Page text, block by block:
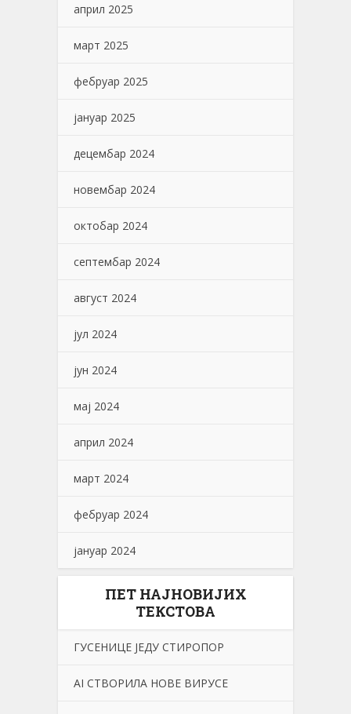
април 2025
март 2025
фебруар 2025
јануар 2025
децембар 2024
новембар 2024
октобар 2024
септембар 2024
август 2024
јул 2024
јун 2024
мај 2024
април 2024
март 2024
фебруар 2024
јануар 2024
ПЕТ НАЈНОВИЈИХ
ТЕКСТОВА
ГУСЕНИЦЕ ЈЕДУ СТИРОПОР
АI СТВОРИЛА НОВЕ ВИРУСЕ